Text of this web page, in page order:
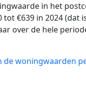
in het
€639 in 2024 (dat
over de hele
de woningwaarden